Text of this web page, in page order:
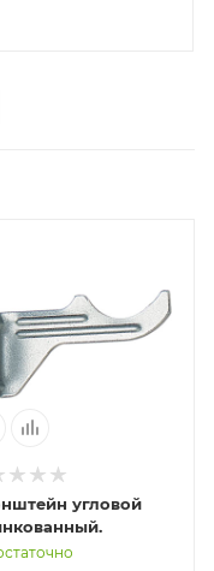
угловой